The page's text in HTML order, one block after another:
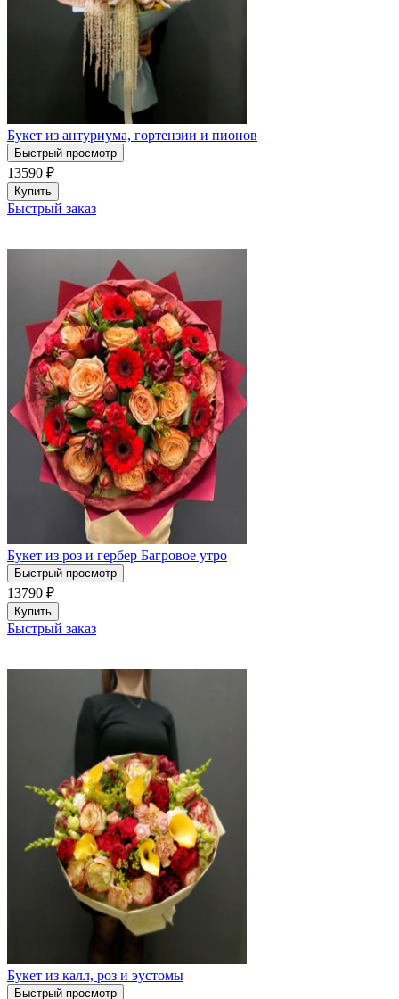
Букет из антуриума, гортензии и пионов
Быстрый просмотр
13590 ₽
Купить
Быстрый заказ
Букет из роз и гербер Багровое утро
Быстрый просмотр
13790 ₽
Купить
Быстрый заказ
Букет из калл, роз и эустомы
Быстрый просмотр